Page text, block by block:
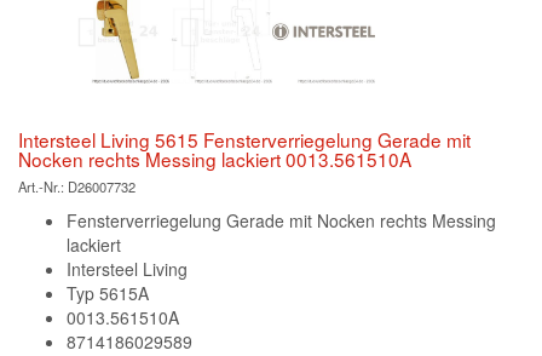
Intersteel Living 5615 Fensterverriegelung Gerade mit
Nocken rechts Messing lackiert 0013.561510A
Art.-Nr.: D26007732
Fensterverriegelung Gerade mit Nocken rechts Messing
lackiert
Intersteel Living
Typ 5615A
0013.561510A
8714186029589